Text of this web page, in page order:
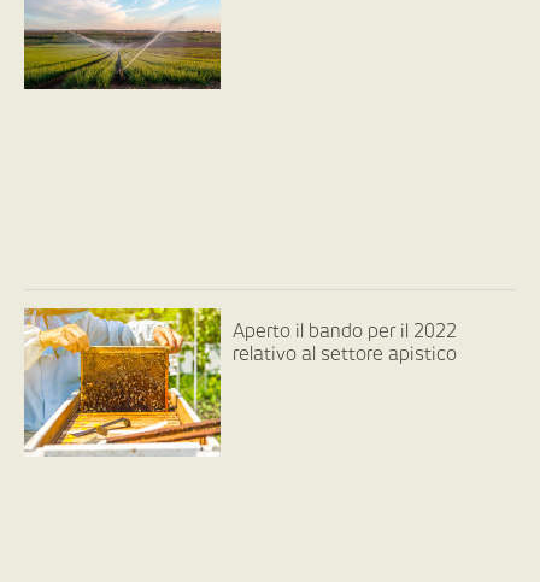
Aperto il bando per il 2022
relativo al settore apistico